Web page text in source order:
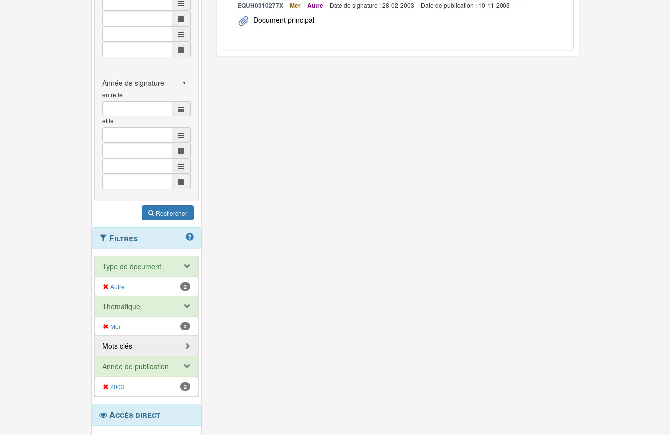
entre le
et le
Rechercher
Filtres
Type de document
Autre 2
Thématique
Mer 2
Mots clés
Année de publication
2003 2
Accès direct
EQUH0310277X Mer Autre Date de signature : 28-02-2003 Date de publication : 10-11-2003
Document principal